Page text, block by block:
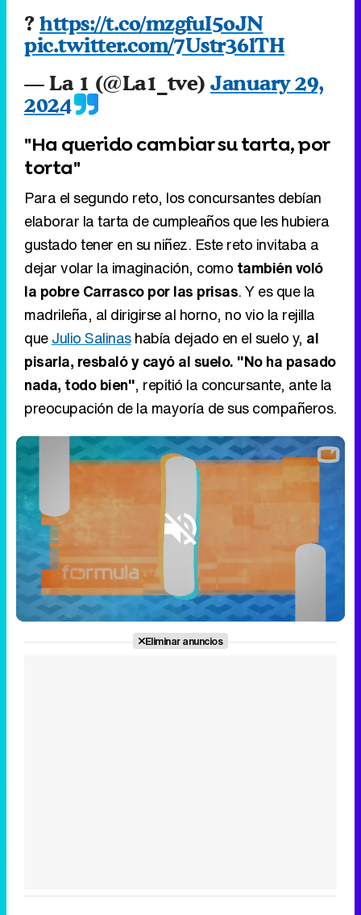
?https://t.co/mzgfuI5oJN
pic.twitter.com/7Ustr36lTH
— La 1 (@La1_tve) January 29,
2024
"Ha querido cambiar su tarta, por
torta"
Para el segundo reto, los concursantes debían
elaborar la tarta de cumpleaños que les hubiera
gustado tener en su niñez. Este reto invitaba a
dejar volar la imaginación, como también voló
la pobre Carrasco por las prisas. Y es que la
madrileña, al dirigirse al horno, no vio la rejilla
queJulio Salinashabía dejado en el suelo y, al
pisarla, resbaló y cayó al suelo. "No ha pasado
nada, todo bien", repitió la concursante, ante la
preocupación de la mayoría de sus compañeros.
Unmute /
Loaded
9.02%
Eliminar anuncios